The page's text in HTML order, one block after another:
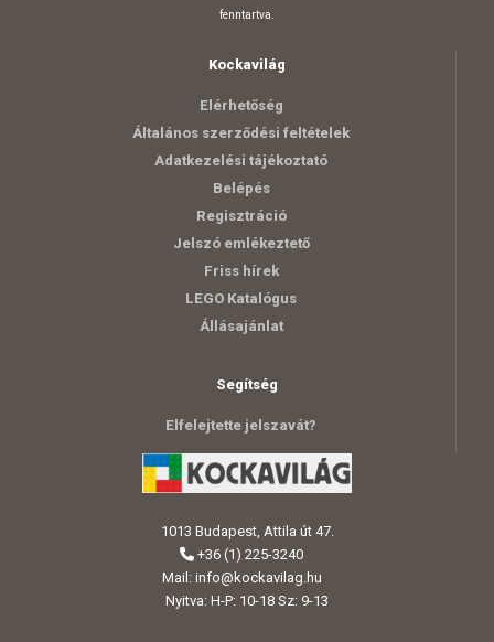
fenntartva.
Kockavilág
Elérhetőség
Általános szerződési feltételek
Adatkezelési tájékoztató
Belépés
Regisztráció
Jelszó emlékeztető
Friss hírek
LEGO Katalógus
Állásajánlat
Segítség
Elfelejtette jelszavát?
1013 Budapest, Attila út 47.
+36 (1) 225-3240
Mail: info@kockavilag.hu
Nyitva: H-P: 10-18 Sz: 9-13